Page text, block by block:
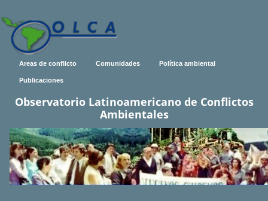
Areas de conflicto Comunidades Política ambiental
Publicaciones
Observatorio Latinoamericano de Conflictos
Ambientales